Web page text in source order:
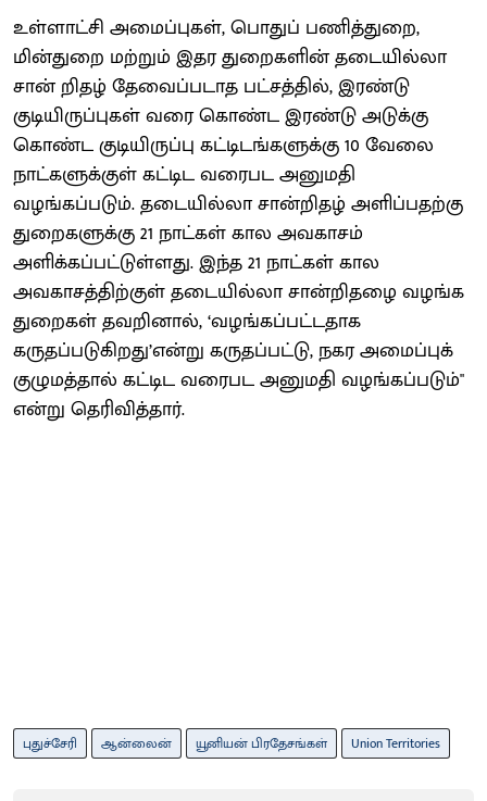
உள்ளாட்சி அமைப்புகள், பொதுப் பணித்துறை,
மின்துறை மற்றும் இதர துறைகளின் தடையில்லா
சான் றிதழ் தேவைப்படாத பட்சத்தில், இரண்டு
குடியிருப்புகள் வரை கொண்ட இரண்டு அடுக்கு
கொண்ட குடியிருப்பு கட்டிடங்களுக்கு 10 வேலை
நாட்களுக்குள் கட்டிட வரைபட அனுமதி
வழங்கப்படும். தடையில்லா சான்றிதழ் அளிப்பதற்கு
துறைகளுக்கு 21 நாட்கள் கால அவகாசம்
அளிக்கப்பட்டுள்ளது. இந்த 21 நாட்கள் கால
அவகாசத்திற்குள் தடையில்லா சான்றிதழை வழங்க
துறைகள் தவறினால், ‘வழங்கப்பட்டதாக
கருதப்படுகிறது’என்று கருதப்பட்டு, நகர அமைப்புக்
குழுமத்தால் கட்டிட வரைபட அனுமதி வழங்கப்படும்"
என்று தெரிவித்தார்.
புதுச்சேரி ஆன்லைன் யூனியன் பிரதேசங்கள் Union Territories